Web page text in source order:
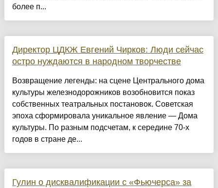
более п...
Директор ЦДКЖ Евгений Чирков: Люди сейчас
остро нуждаются в народном творчестве
Возвращение легенды: на сцене Центрального дома
культуры железнодорожников возобновится показ
собственных театральных постановок. Советская
эпоха сформировала уникальное явление — Дома
культуры. По разным подсчетам, к середине 70-х
годов в стране де...
Гулин о дисквалификации с «Фьючерса» за